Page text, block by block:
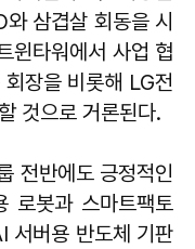
삼겹살 회동을 시
윈타워에서 사업 협
장을 비롯해 LG전
것으로 거론된다.
전반에도 긍정적인
로봇과 스마트팩토
서버용 반도체 기판